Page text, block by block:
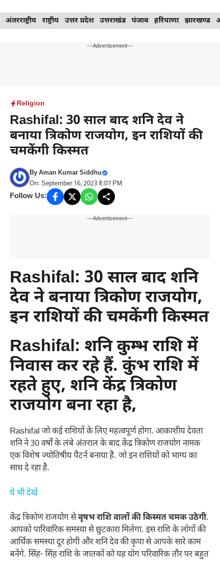
Skip
to
अंतरराष्ट्रीय राष्ट्रीय उत्तर प्रदेश उत्तराखंड पंजाब हरियाणा झारखण्ड
---Advertisement---
Religion
Rashifal: 30 साल बाद शनि देव ने
बनाया त्रिकोण राजयोग, इन राशियों की
चमकेंगी किस्मत
ByAman Kumar Siddhu
On: September 16, 2023 8:07 PM
Follow Us:
---Advertisement---
Rashifal: 30 साल बाद शनि
देव ने बनाया त्रिकोण राजयोग,
इन राशियों की चमकेंगी किस्मत
Rashifal: शनि कुम्भ राशि में
निवास कर रहे हैं. कुंभ राशि में
रहते हुए, शनि केंद्र त्रिकोण
राजयोग बना रहा है,
Rashifal जो कई राशियों के लिए महत्वपूर्ण होगा. आकाशीय देवता
शनि ने 30 वर्षों के लंबे अंतराल के बाद केंद्र त्रिकोण राजयोग नामक
एक विशेष ज्योतिषीय पैटर्न बनाया है. जो इन राशियों को भाग्य का
साथ दे रहा है.
ये भी देखें
केंद्र त्रिकोण राजयोग सेवृषभ राशि वालों की किस्मत चमक उठेगी.
आपको पारिवारिक समस्या से छुटकारा मिलेगा. इस राशि के लोगों की
आर्थिक समस्या दूर होगी और शनि देव की कृपा से आपके सारे काम
बनेंगे. सिंह- सिंह राशि के जातकों को यह योग परिवारिक तौर पर बहुत